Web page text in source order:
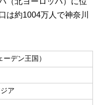
は約1004万人で神奈川
デン王国）
ア